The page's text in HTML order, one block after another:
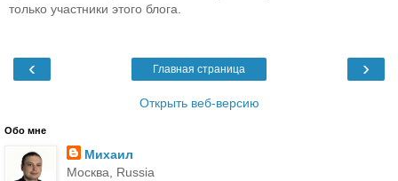
только участники этого блога.
‹ ›
Главная страница
Открыть веб-версию
Обо мне
Михаил
Москва, Russia